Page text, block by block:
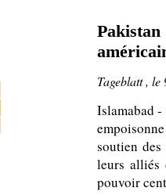
Tageblatt , le
Islamabad
soutien
leurs alliés
pouvoir